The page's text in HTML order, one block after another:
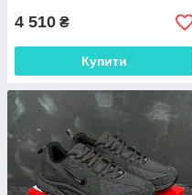
4 510 ₴
Купити